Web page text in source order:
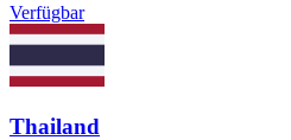
Verfügbar
Thailand